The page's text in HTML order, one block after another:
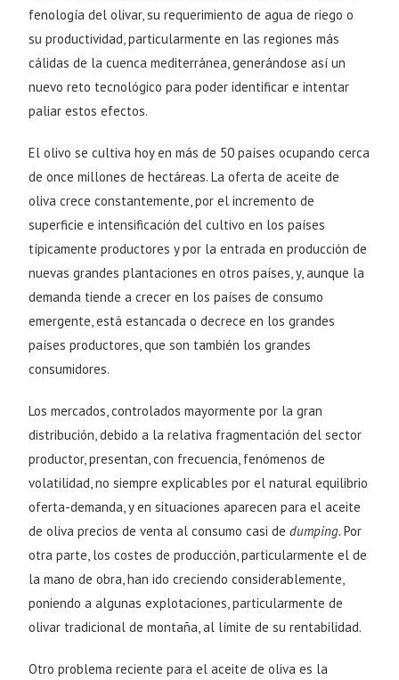
fenología del olivar, su requerimiento de agua de riego o
su productividad, particularmente en las regiones más
cálidas de la cuenca mediterránea, generándose así un
nuevo reto tecnológico para poder identificar e intentar
paliar estos efectos.
El olivo se cultiva hoy en más de 50 países ocupando cerca
de once millones de hectáreas. La oferta de aceite de
oliva crece constantemente, por el incremento de
superficie e intensificación del cultivo en los países
típicamente productores y por la entrada en producción de
nuevas grandes plantaciones en otros países, y, aunque la
demanda tiende a crecer en los países de consumo
emergente, está estancada o decrece en los grandes
países productores, que son también los grandes
consumidores.
Los mercados, controlados mayormente por la gran
distribución, debido a la relativa fragmentación del sector
productor, presentan, con frecuencia, fenómenos de
volatilidad, no siempre explicables por el natural equilibrio
oferta-demanda, y en situaciones aparecen para el aceite
de oliva precios de venta al consumo casi dedumping.Por
otra parte, los costes de producción, particularmente el de
la mano de obra, han ido creciendo considerablemente,
poniendo a algunas explotaciones, particularmente de
olivar tradicional de montaña, al límite de su rentabilidad.
Otro problema reciente para el aceite de oliva es la